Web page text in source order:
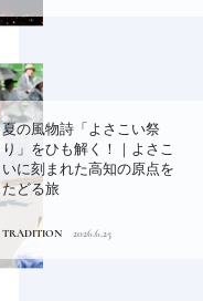
夏の風物詩「よさこい祭
り」をひも解く！｜よさこ
いに刻まれた高知の原点を
たどる旅
TRADITION 2026.6.25